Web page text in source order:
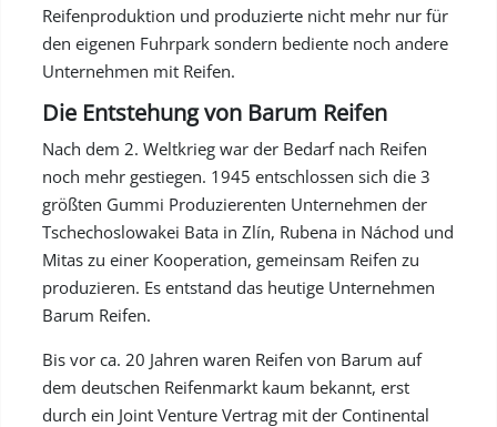
Reifenproduktion und produzierte nicht mehr nur für
den eigenen Fuhrpark sondern bediente noch andere
Unternehmen mit Reifen.
Die Entstehung von Barum Reifen
Nach dem 2. Weltkrieg war der Bedarf nach Reifen
noch mehr gestiegen. 1945 entschlossen sich die 3
größten Gummi Produzierenten Unternehmen der
Tschechoslowakei Bata in Zlín, Rubena in Náchod und
Mitas zu einer Kooperation, gemeinsam Reifen zu
produzieren. Es entstand das heutige Unternehmen
Barum Reifen.
Bis vor ca. 20 Jahren waren Reifen von Barum auf
dem deutschen Reifenmarkt kaum bekannt, erst
durch ein Joint Venture Vertrag mit der Continental